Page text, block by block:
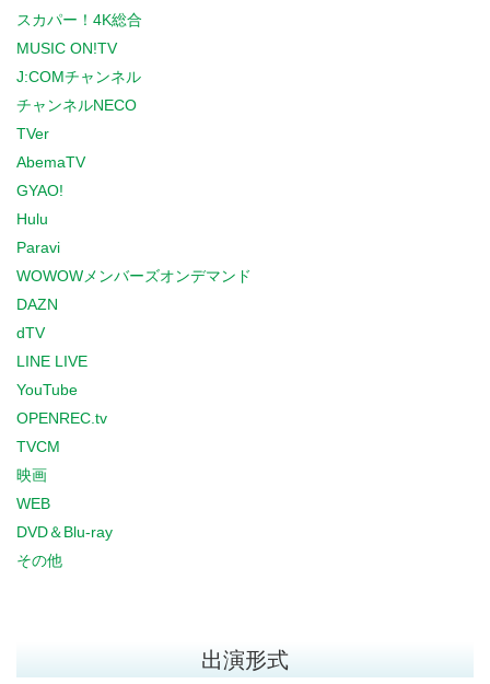
スカパー！4K総合
MUSIC ON!TV
J:COMチャンネル
チャンネルNECO
TVer
AbemaTV
GYAO!
Hulu
Paravi
WOWOWメンバーズオンデマンド
DAZN
dTV
LINE LIVE
YouTube
OPENREC.tv
TVCM
映画
WEB
DVD＆Blu-ray
その他
出演形式